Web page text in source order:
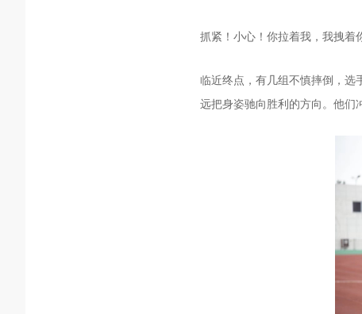
抓紧！小心！你拉着我，我拽着
临近终点，有几组不慎摔倒，选
远把身姿驰向胜利的方向。他们